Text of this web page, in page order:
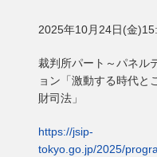
2025年10月24日(金
裁判所パート～パネル
ョン「激動する時代と
財司法」
https://jsip-
tokyo.go.jp/2025/